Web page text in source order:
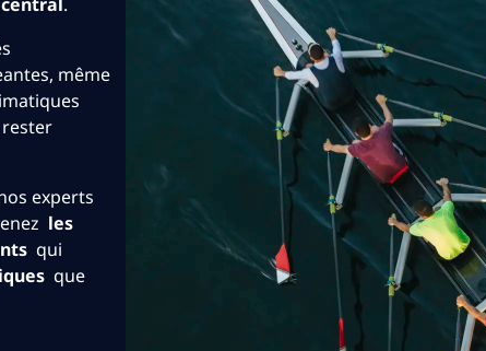
même
experts
les
qui
que